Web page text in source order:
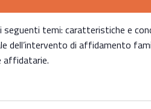
temi: caratteristiche e
dell’intervento di affidamento
affidatarie.